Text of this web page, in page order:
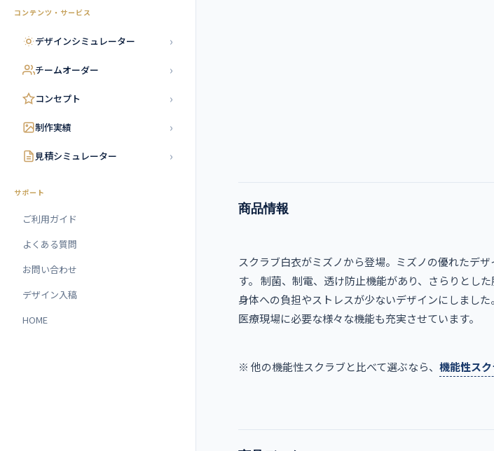
商品情報
スクラブ白衣がミズノから登場。ミズノの優れたデ
す。 制菌、制電、透け防止機能があり、さらりとし
身体への負担やストレスが少ないデザインにしまし
医療現場に必要な様々な機能も充実させています。
※ 他の機能性スクラブと比べて選ぶなら、 機能性ス
コンテンツ・サービス
デザインシミュレーター ›
チームオーダー ›
コンセプト ›
制作実績 ›
見積シミュレーター ›
サポート
ご利用ガイド
よくある質問
お問い合わせ
デザイン入稿
HOME